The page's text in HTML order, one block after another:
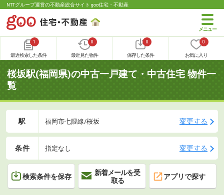
NTTグループ運営の不動産総合サイト goo住宅・不動産
1
最近検索した条件
0
最近見た物件
0
保存した条件
0
お気に入り
桜坂駅(福岡県)の中古一戸建て・中古住宅 物件一
覧
駅 福岡市七隈線/桜坂 変更する
条件 指定なし 変更する
検索条件を保存
新着メールを受
取る
アプリで探す